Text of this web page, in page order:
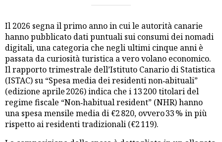
Il 2026 segna il primo anno in cui le autorità canarie
hanno pubblicato dati puntuali sui consumi dei nomadi
digitali, una categoria che negli ultimi cinque anni è
passata da curiosità turistica a vero volano economico.
Il rapporto trimestrale dell’Istituto Canario di Statistica
(ISTAC) su “Spesa media dei residenti non‑abituali”
(edizione aprile 2026) indica che i 13 200 titolari del
regime fiscale “Non‑habitual resident” (NHR) hanno
una spesa mensile media di €2 820, ovvero 33 % in più
rispetto ai residenti tradizionali (€2 119).